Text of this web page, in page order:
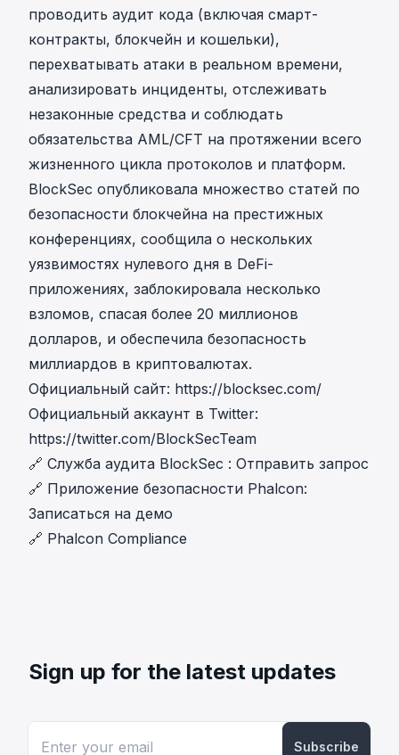
проводить аудит кода (включая смарт-
контракты, блокчейн и кошельки),
перехватывать атаки в реальном времени,
анализировать инциденты, отслеживать
незаконные средства и соблюдать
обязательства AML/CFT на протяжении всего
жизненного цикла протоколов и платформ.
BlockSec опубликовала множество статей по
безопасности блокчейна на престижных
конференциях, сообщила о нескольких
уязвимостях нулевого дня в DeFi-
приложениях, заблокировала несколько
взломов, спасая более 20 миллионов
долларов, и обеспечила безопасность
миллиардов в криптовалютах.
Официальный сайт: https://blocksec.com/
Официальный аккаунт в Twitter:
https://twitter.com/BlockSecTeam
🔗 Служба аудита BlockSec : Отправить запрос
🔗 Приложение безопасности Phalcon:
Записаться на демо
🔗 Phalcon Compliance
Sign up for the latest updates
Subscribe